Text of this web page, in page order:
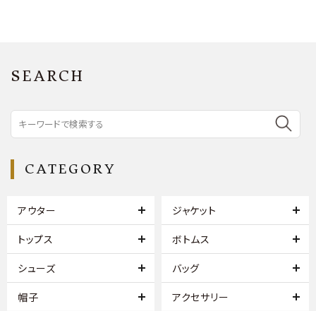
SEARCH
CATEGORY
アウター ジャケット
トップス ボトムス
シューズ バッグ
帽子 アクセサリー